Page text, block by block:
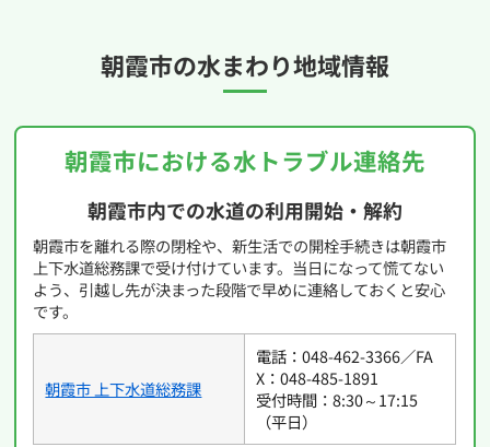
朝霞市の水まわり地域情報
朝霞市における水トラブル連絡先
朝霞市内での水道の利用開始・解約
朝霞市を離れる際の閉栓や、新生活での開栓手続きは朝霞市
上下水道総務課で受け付けています。当日になって慌てない
よう、引越し先が決まった段階で早めに連絡しておくと安心
です。
朝霞市 上下水道総務課
電話：048-462-3366／FA
X：048-485-1891
受付時間：8:30～17:15
（平日）